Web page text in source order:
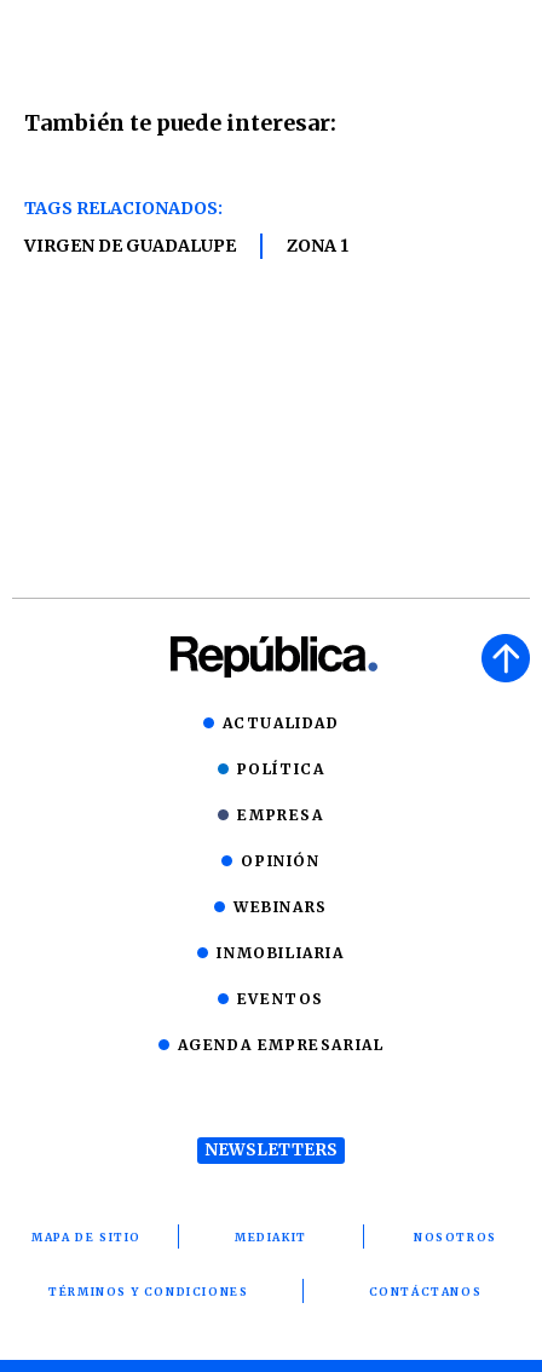
También te puede interesar:
TAGS RELACIONADOS:
VIRGEN DE GUADALUPE
ZONA 1
ACTUALIDAD
POLÍTICA
EMPRESA
OPINIÓN
WEBINARS
INMOBILIARIA
EVENTOS
AGENDA EMPRESARIAL
NEWSLETTERS
MAPA DE SITIO MEDIAKIT NOSOTROS
TÉRMINOS Y CONDICIONES CONTÁCTANOS